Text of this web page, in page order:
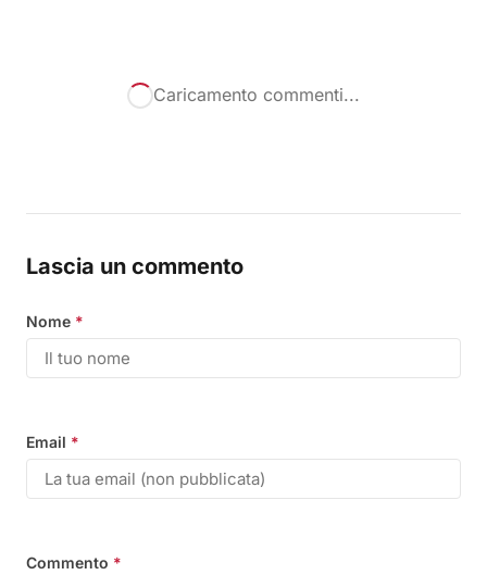
Caricamento commenti...
Lascia un commento
Nome *
Email *
Commento *